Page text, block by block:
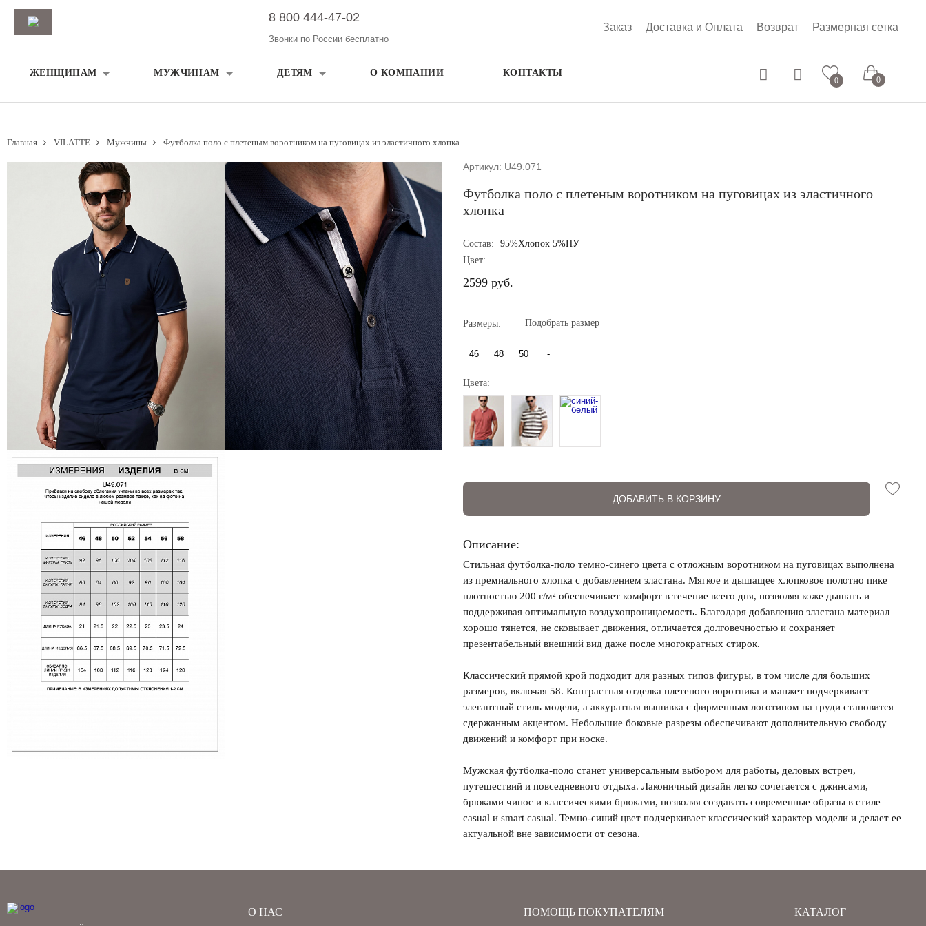
8 800 444-47-02
Звонки по России бесплатно
Заказ Доставка и Оплата Возврат Размерная сетка
ЖЕНЩИНАМ МУЖЧИНАМ ДЕТЯМ О КОМПАНИИ КОНТАКТЫ
Регистрация Авторизация
0 0
Главная VILATTE Мужчины Футболка поло с плетеным воротником на пуговицах из эластичного хлопка
Артикул: U49.071
Футболка поло с плетеным воротником на пуговицах из эластичного
хлопка
Состав:
95%Хлопок 5%ПУ
Цвет:
2599 руб.
Размеры: Подобрать размер
46 48 50 -
Цвета:
ДОБАВИТЬ В КОРЗИНУ
Описание:
Стильная футболка-поло темно-синего цвета с отложным воротником на пуговицах выполнена
из премиального хлопка с добавлением эластана. Мягкое и дышащее хлопковое полотно пике
плотностью 200 г/м² обеспечивает комфорт в течение всего дня, позволяя коже дышать и
поддерживая оптимальную воздухопроницаемость. Благодаря добавлению эластана материал
хорошо тянется, не сковывает движения, отличается долговечностью и сохраняет
презентабельный внешний вид даже после многократных стирок.
Классический прямой крой подходит для разных типов фигуры, в том числе для больших
размеров, включая 58. Контрастная отделка плетеного воротника и манжет подчеркивает
элегантный стиль модели, а аккуратная вышивка с фирменным логотипом на груди становится
сдержанным акцентом. Небольшие боковые разрезы обеспечивают дополнительную свободу
движений и комфорт при носке.
Мужская футболка-поло станет универсальным выбором для работы, деловых встреч,
путешествий и повседневного отдыха. Лаконичный дизайн легко сочетается с джинсами,
брюками чинос и классическими брюками, позволяя создавать современные образы в стиле
casual и smart casual. Темно-синий цвет подчеркивает классический характер модели и делает ее
актуальной вне зависимости от сезона.
О НАС ПОМОЩЬ ПОКУПАТЕЛЯМ КАТАЛОГ